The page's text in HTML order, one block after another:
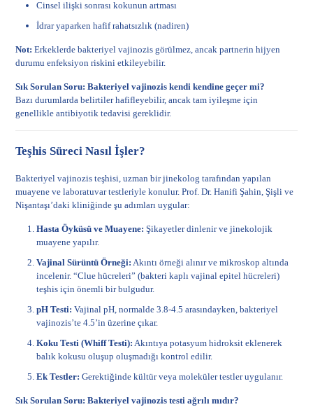
Cinsel ilişki sonrası kokunun artması
İdrar yaparken hafif rahatsızlık (nadiren)
Not: Erkeklerde bakteriyel vajinozis görülmez, ancak partnerin hijyen
durumu enfeksiyon riskini etkileyebilir.
Sık Sorulan Soru: Bakteriyel vajinozis kendi kendine geçer mi?
Bazı durumlarda belirtiler hafifleyebilir, ancak tam iyileşme için
genellikle antibiyotik tedavisi gereklidir.
Teşhis Süreci Nasıl İşler?
Bakteriyel vajinozis teşhisi, uzman bir jinekolog tarafından yapılan
muayene ve laboratuvar testleriyle konulur. Prof. Dr. Hanifi Şahin, Şişli ve
Nişantaşı’daki kliniğinde şu adımları uygular:
Hasta Öyküsü ve Muayene: Şikayetler dinlenir ve jinekolojik
muayene yapılır.
Vajinal Sürüntü Örneği: Akıntı örneği alınır ve mikroskop altında
incelenir. “Clue hücreleri” (bakteri kaplı vajinal epitel hücreleri)
teşhis için önemli bir bulgudur.
pH Testi: Vajinal pH, normalde 3.8-4.5 arasındayken, bakteriyel
vajinozis’te 4.5’in üzerine çıkar.
Koku Testi (Whiff Testi): Akıntıya potasyum hidroksit eklenerek
balık kokusu oluşup oluşmadığı kontrol edilir.
Ek Testler: Gerektiğinde kültür veya moleküler testler uygulanır.
Sık Sorulan Soru: Bakteriyel vajinozis testi ağrılı mıdır?